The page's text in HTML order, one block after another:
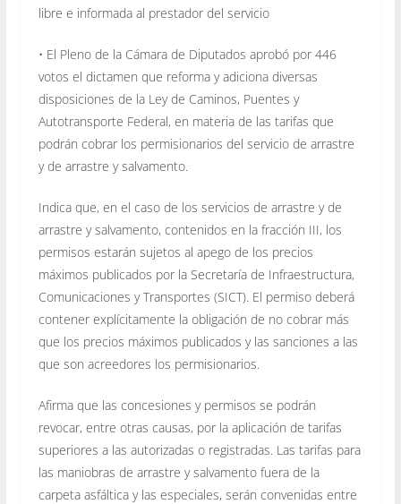
libre e informada al prestador del servicio
• El Pleno de la Cámara de Diputados aprobó por 446
votos el dictamen que reforma y adiciona diversas
disposiciones de la Ley de Caminos, Puentes y
Autotransporte Federal, en materia de las tarifas que
podrán cobrar los permisionarios del servicio de arrastre
y de arrastre y salvamento.
Indica que, en el caso de los servicios de arrastre y de
arrastre y salvamento, contenidos en la fracción III, los
permisos estarán sujetos al apego de los precios
máximos publicados por la Secretaría de Infraestructura,
Comunicaciones y Transportes (SICT). El permiso deberá
contener explícitamente la obligación de no cobrar más
que los precios máximos publicados y las sanciones a las
que son acreedores los permisionarios.
Afirma que las concesiones y permisos se podrán
revocar, entre otras causas, por la aplicación de tarifas
superiores a las autorizadas o registradas. Las tarifas para
las maniobras de arrastre y salvamento fuera de la
carpeta asfáltica y las especiales, serán convenidas entre